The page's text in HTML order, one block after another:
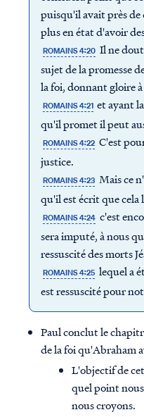
puisqu'il avait près de
plus en état d'avoir
ROMAINS 4:20 Il ne
sujet de la promesse
la foi, donnant gloire
ROMAINS 4:21 et ayant
qu'il promet il peut
ROMAINS 4:22 C'est
justice.
ROMAINS 4:23 Mais ce
qu'il est écrit que
ROMAINS 4:24 c'est
sera imputé, à nous
ressuscité des morts
ROMAINS 4:25 lequel a
est ressuscité pour
Paul conclut le
de la foi qu'Abraham
L'objectif de
quel point
nous croyons.